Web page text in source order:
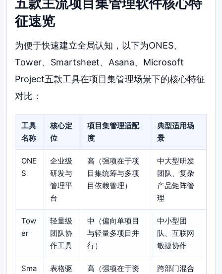
征速览
为便于快速建立全局认知，以下为ONES、
Tower、Smartsheet、Asana、Microsoft
Project五款工具在项目集管理场景下的核心特征
对比：
工具
名称
核心定
位
项目集管理适配
度
典型适用场
景
ONE
S
企业级
研发与
管理平
台
高（强项在于项
目集统筹与多项
目依赖管理）
中大型研发
团队、复杂
产品矩阵管
理
Tow
er
轻量级
团队协
作工具
中（偏向单项目
与轻量多项目并
行）
中小型团
队、互联网
敏捷协作
Sma
表格驱
高（强项在于资
跨部门混合